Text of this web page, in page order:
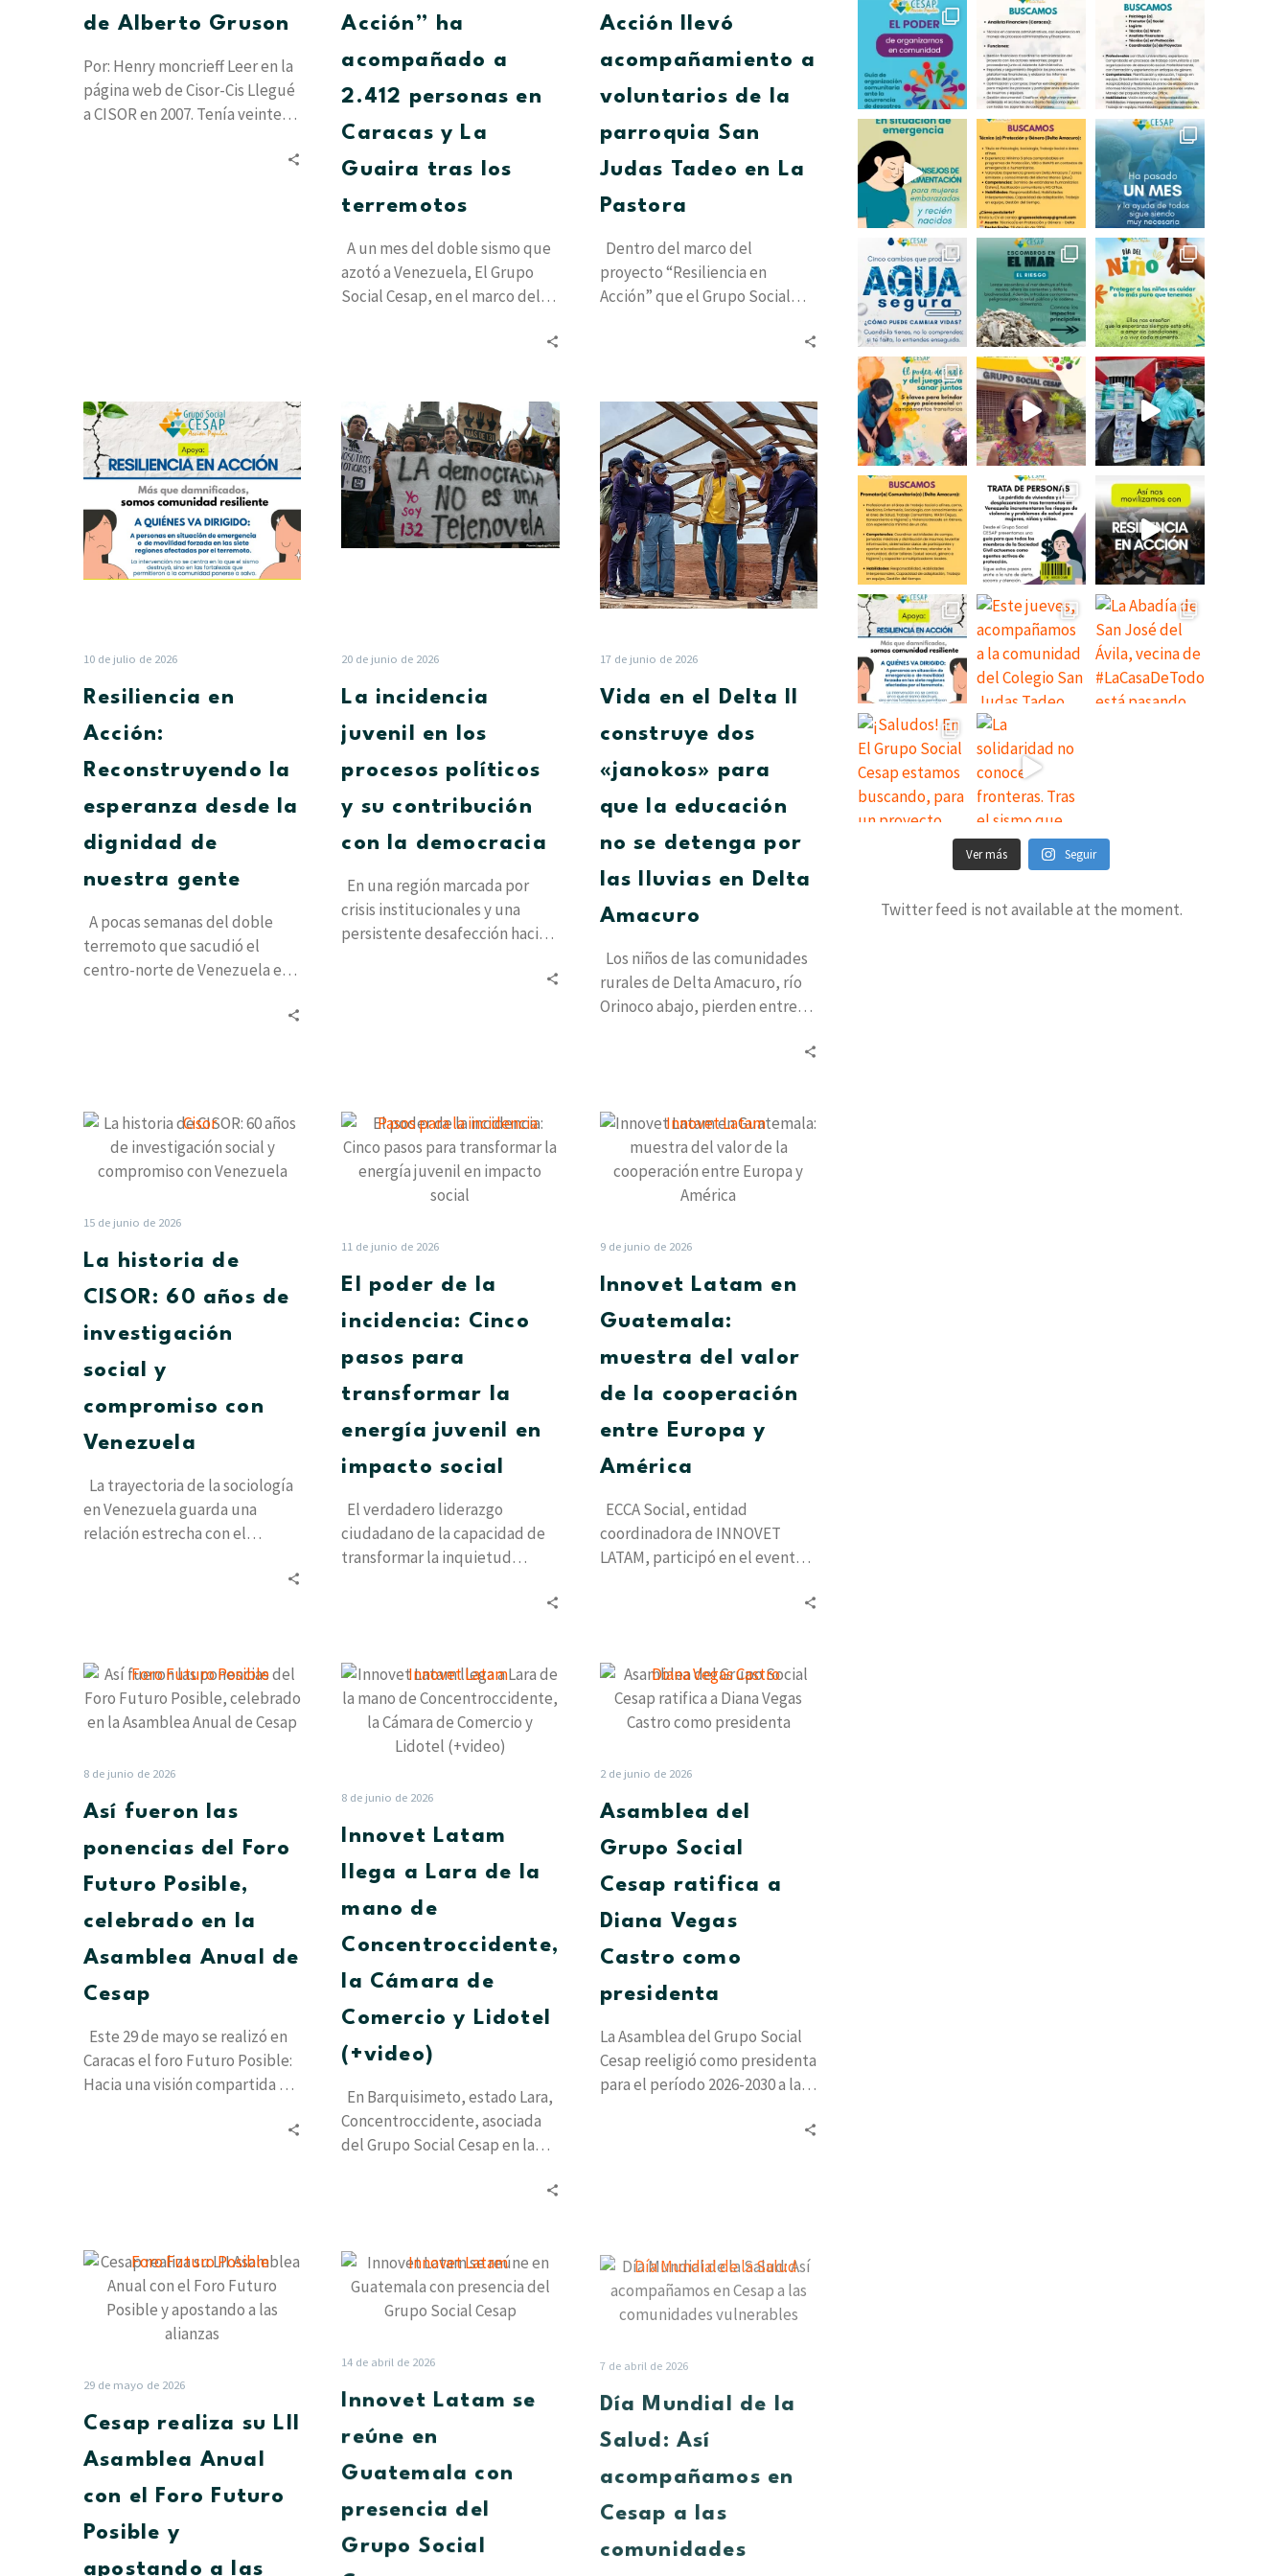
de Alberto Gruson
Por: Henry moncrieff Leer en la
página web de Cisor-Cis Llegué
a CISOR en 2007. Tenía veinte
terremotos
Acción” ha
acompañado a
2.412 personas en
Caracas y La
Guaira tras los
terremotos
A un mes del doble sismo que
azotó a Venezuela, El Grupo
Social Cesap, en el marco del
en
Pastora
Acción llevó
acompañamiento a
voluntarios de la
parroquia San
Judas Tadeo en La
Pastora
Dentro del marco del
proyecto “Resiliencia en
Acción” que el Grupo Social
Resiliencia
en
Acción:
Reconstruyendo
la
esperanza
desde
la
10 de julio de 2026
Resiliencia en
Acción:
Reconstruyendo la
esperanza desde la
dignidad de
nuestra gente
A pocas semanas del doble
terremoto que sacudió el
centro-norte de Venezuela el
La
incidencia
juvenil
en
los
procesos
democracia
20 de junio de 2026
La incidencia
juvenil en los
procesos políticos
y su contribución
con la democracia
En una región marcada por
crisis institucionales y una
persistente desafección hacia
Vida
en
el
Delta
II
construye
dos
«janokos»
para
no
por
lluvias
en
Amacuro
17 de junio de 2026
Vida en el Delta II
construye dos
«janokos» para
que la educación
no se detenga por
las lluvias en Delta
Amacuro
Los niños de las comunidades
rurales de Delta Amacuro, río
Orinoco abajo, pierden entre
La
historia
de
de
investigación
y
Venezuela
15 de junio de 2026
La historia de
CISOR: 60 años de
investigación
social y
compromiso con
Venezuela
La trayectoria de la sociología
en Venezuela guarda una
relación estrecha con el
El
poder
de
la
para
transformar
energía
juvenil
impacto
social
11 de junio de 2026
El poder de la
incidencia: Cinco
pasos para
transformar la
energía juvenil en
impacto social
El verdadero liderazgo
ciudadano de la capacidad de
transformar la inquietud
Innovet
Latam
en
Guatemala:
de
la
entre
Europa
América
9 de junio de 2026
Innovet Latam en
Guatemala:
muestra del valor
de la cooperación
entre Europa y
América
ECCA Social, entidad
coordinadora de INNOVET
LATAM, participó en el evento
celebrado en Guatemala del 13
Así
fueron
las
Futuro
Posible,
en
Anual
8 de junio de 2026
Así fueron las
ponencias del Foro
Futuro Posible,
celebrado en la
Asamblea Anual de
Cesap
Este 29 de mayo se realizó en
Caracas el foro Futuro Posible:
Hacia una visión compartida de
Innovet
Latam
llega
a
mano
de
Cámara
Comercio
Lidotel
8 de junio de 2026
Innovet Latam
llega a Lara de la
mano de
Concentroccidente,
la Cámara de
Comercio y Lidotel
(+video)
En Barquisimeto, estado Lara,
Concentroccidente, asociada
del Grupo Social Cesap en la
Asamblea
del
Grupo
Diana
Castro
como
presidenta
2 de junio de 2026
Asamblea del
Grupo Social
Cesap ratifica a
Diana Vegas
Castro como
presidenta
La Asamblea del Grupo Social
Cesap reeligió como presidenta
para el período 2026-2030 a la
Cesap
realiza
su
LII
el
Foro
Posible
29 de mayo de 2026
Cesap realiza su LII
Asamblea Anual
con el Foro Futuro
Posible y
apostando a las
Innovet
Latam
se
con
Grupo
Social
Cesap
14 de abril de 2026
Innovet Latam se
reúne en
Guatemala con
presencia del
Grupo Social
Día
Mundial
de
acompañamos
en
Cesap
a
comunidades
vulnerables
7 de abril de 2026
Día Mundial de la
Salud: Así
acompañamos en
Cesap a las
comunidades
Ver más Seguir
Twitter feed is not available at the moment.